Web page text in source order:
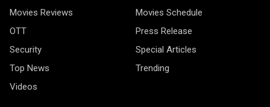
Movies Reviews
Movies Schedule
OTT
Press Release
Security
Special Articles
Top News
Trending
Videos